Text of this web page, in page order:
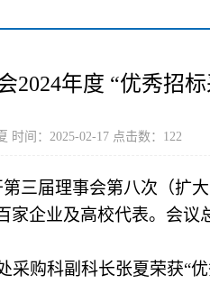
2024年度 “优秀招
时间：2025-02-17 点击数： 122
三届理事会第八次（扩
家企业及高校代表。会议
采购科副科长张夏荣获“